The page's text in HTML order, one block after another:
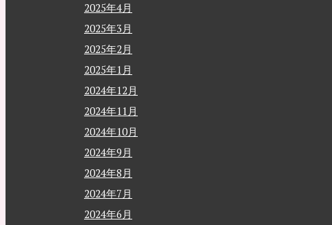
2025年4月
2025年3月
2025年2月
2025年1月
2024年12月
2024年11月
2024年10月
2024年9月
2024年8月
2024年7月
2024年6月